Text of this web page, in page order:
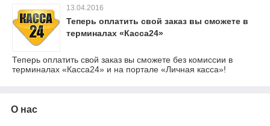
13.04.2016
Теперь оплатить свой заказ вы сможете в
терминалах «Касса24»
Теперь оплатить свой заказ вы сможете без комиссии в
терминалах «Касса24» и на портале «Личная касса»!
О нас